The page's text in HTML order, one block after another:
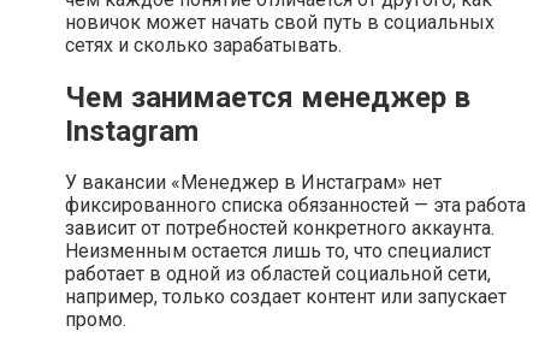
новичок может начать свой путь в социальных
сетях и сколько зарабатывать.
Чем занимается менеджер в
Instagram
У вакансии «Менеджер в Инстаграм» нет
фиксированного списка обязанностей — эта работа
зависит от потребностей конкретного аккаунта.
Неизменным остается лишь то, что специалист
работает в одной из областей социальной сети,
например, только создает контент или запускает
промо.